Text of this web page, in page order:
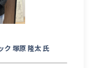
ク 塚原 隆太 氏